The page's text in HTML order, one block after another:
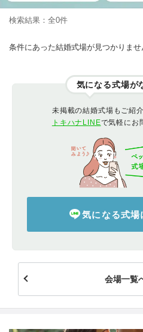
検索結果：全0件
条件にあった結婚式場が見つかりませ
気になる式場が
未掲載の結婚式場もご紹
トキハナLINEで気軽にお
気になる式場
会場一覧